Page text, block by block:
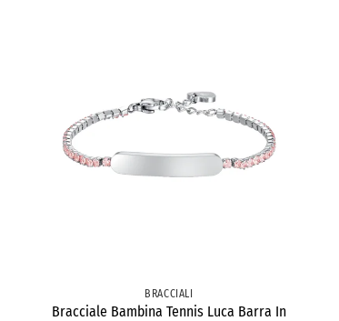
BRACCIALI
Bracciale Bambina Tennis Luca Barra In